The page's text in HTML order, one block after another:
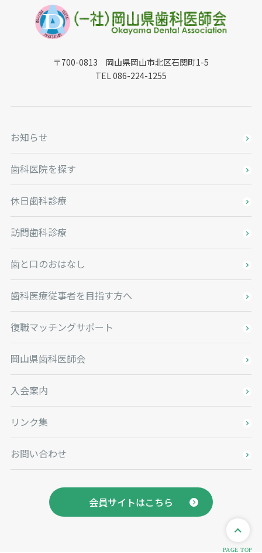
〒700-0813 岡山県岡山市北区石関町1-5
TEL 086-224-1255
お知らせ
歯科医院を探す
休日歯科診療
訪問歯科診療
歯と口のおはなし
歯科医療従事者を目指す方へ
復職マッチングサポート
岡山県歯科医師会
入会案内
リンク集
お問い合わせ
会員サイトはこちら